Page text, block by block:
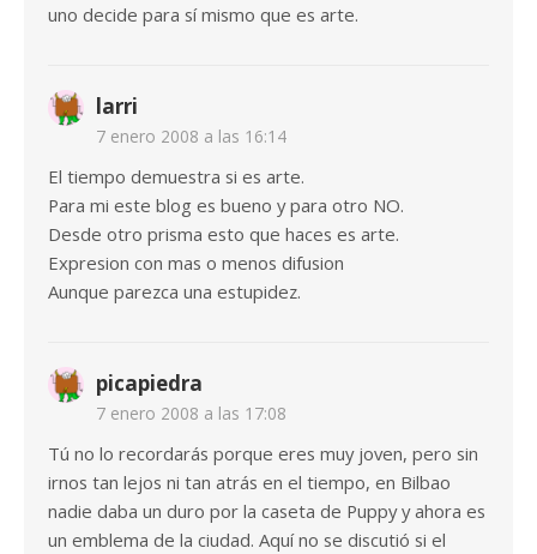
uno decide para sí mismo que es arte.
larri
7 enero 2008 a las 16:14
El tiempo demuestra si es arte.
Para mi este blog es bueno y para otro NO.
Desde otro prisma esto que haces es arte.
Expresion con mas o menos difusion
Aunque parezca una estupidez.
picapiedra
7 enero 2008 a las 17:08
Tú no lo recordarás porque eres muy joven, pero sin
irnos tan lejos ni tan atrás en el tiempo, en Bilbao
nadie daba un duro por la caseta de Puppy y ahora es
un emblema de la ciudad. Aquí no se discutió si el